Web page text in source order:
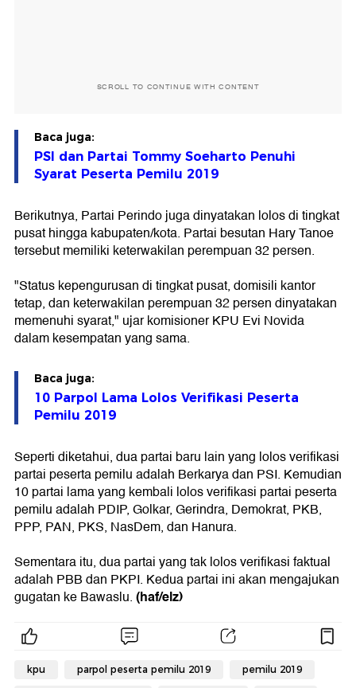
SCROLL TO CONTINUE WITH CONTENT
Baca juga:
PSI dan Partai Tommy Soeharto Penuhi
Syarat Peserta Pemilu 2019
Berikutnya, Partai Perindo juga dinyatakan lolos di tingkat
pusat hingga kabupaten/kota. Partai besutan Hary Tanoe
tersebut memiliki keterwakilan perempuan 32 persen.
"Status kepengurusan di tingkat pusat, domisili kantor
tetap, dan keterwakilan perempuan 32 persen dinyatakan
memenuhi syarat," ujar komisioner KPU Evi Novida
dalam kesempatan yang sama.
Baca juga:
10 Parpol Lama Lolos Verifikasi Peserta
Pemilu 2019
Seperti diketahui, dua partai baru lain yang lolos verifikasi
partai peserta pemilu adalah Berkarya dan PSI. Kemudian
10 partai lama yang kembali lolos verifikasi partai peserta
pemilu adalah PDIP, Golkar, Gerindra, Demokrat, PKB,
PPP, PAN, PKS, NasDem, dan Hanura.
Sementara itu, dua partai yang tak lolos verifikasi faktual
adalah PBB dan PKPI. Kedua partai ini akan mengajukan
gugatan ke Bawaslu.(haf/elz)
kpu parpol peserta pemilu 2019 pemilu 2019